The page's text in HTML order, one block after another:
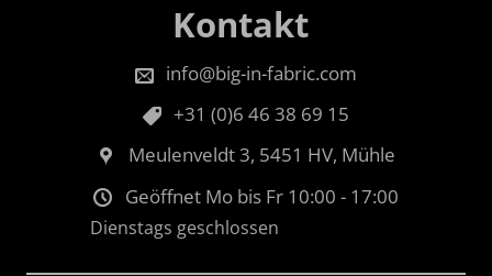
Kontakt
info@big-in-fabric.com
+31 (0)6 46 38 69 15
Meulenveldt 3, 5451 HV, Mühle
Geöffnet Mo bis Fr 10:00 - 17:00
Dienstags geschlossen